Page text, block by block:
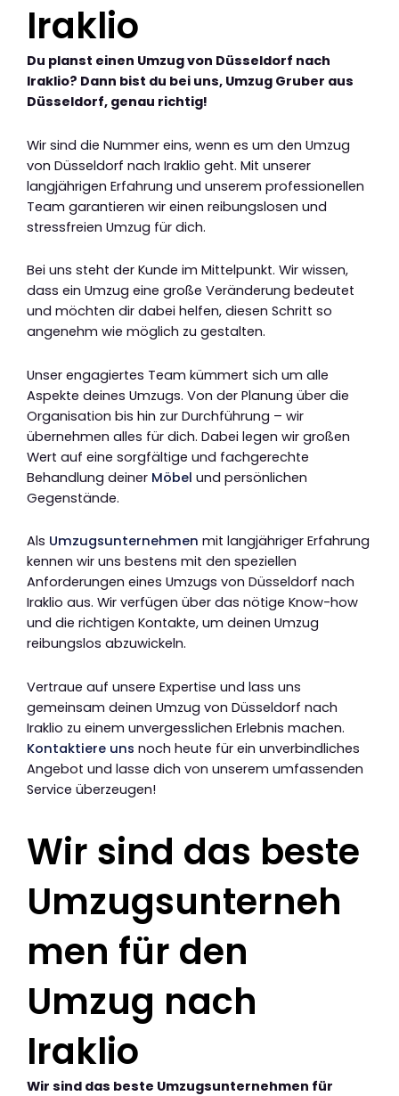
Iraklio
Du planst einen Umzug von Düsseldorf nach
Iraklio? Dann bist du bei uns, Umzug Gruber aus
Düsseldorf, genau richtig!
Wir sind die Nummer eins, wenn es um den Umzug
von Düsseldorf nach Iraklio geht. Mit unserer
langjährigen Erfahrung und unserem professionellen
Team garantieren wir einen reibungslosen und
stressfreien Umzug für dich.
Bei uns steht der Kunde im Mittelpunkt. Wir wissen,
dass ein Umzug eine große Veränderung bedeutet
und möchten dir dabei helfen, diesen Schritt so
angenehm wie möglich zu gestalten.
Unser engagiertes Team kümmert sich um alle
Aspekte deines Umzugs. Von der Planung über die
Organisation bis hin zur Durchführung – wir
übernehmen alles für dich. Dabei legen wir großen
Wert auf eine sorgfältige und fachgerechte
Behandlung deiner Möbel und persönlichen
Gegenstände.
Als Umzugsunternehmen mit langjähriger Erfahrung
kennen wir uns bestens mit den speziellen
Anforderungen eines Umzugs von Düsseldorf nach
Iraklio aus. Wir verfügen über das nötige Know-how
und die richtigen Kontakte, um deinen Umzug
reibungslos abzuwickeln.
Vertraue auf unsere Expertise und lass uns
gemeinsam deinen Umzug von Düsseldorf nach
Iraklio zu einem unvergesslichen Erlebnis machen.
Kontaktiere uns noch heute für ein unverbindliches
Angebot und lasse dich von unserem umfassenden
Service überzeugen!
Wir sind das beste
Umzugsunterneh
men für den
Umzug nach
Iraklio
Wir sind das beste Umzugsunternehmen für